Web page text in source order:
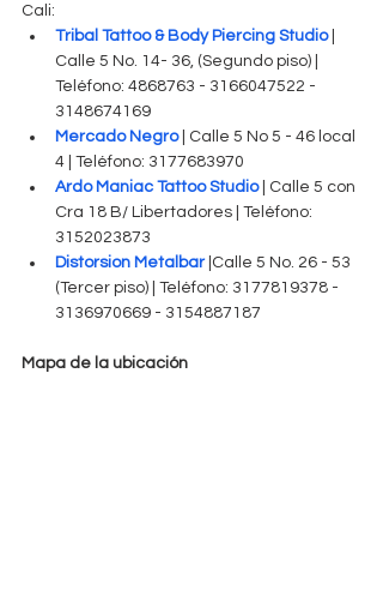
Cali:
Tribal Tattoo & Body Piercing Studio |
Calle 5 No. 14- 36, (Segundo piso) |
Teléfono: 4868763 - 3166047522 -
3148674169
Mercado Negro
| Calle 5 No 5 - 46 local
4 | Teléfono: 3177683970
Ardo Maniac Tattoo Studio | Calle 5 con
Cra 18 B/ Libertadores | Teléfono:
3152023873
Distorsion Metalbar |Calle 5 No. 26 - 53
(Tercer piso) | Teléfono: 3177819378 -
3136970669 - 3154887187
Mapa de la ubicación